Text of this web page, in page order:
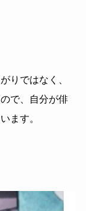
りではなく、
で、自分が俳
ます。